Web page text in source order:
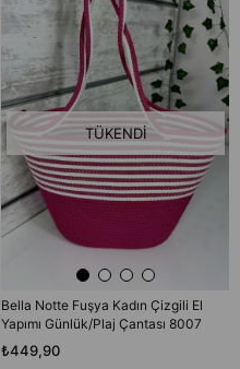
TÜKENDI
Bella Notte Fuşya Kadın Çizgili El
Yapımı Günlük/Plaj Çantası 8007
₺449,90